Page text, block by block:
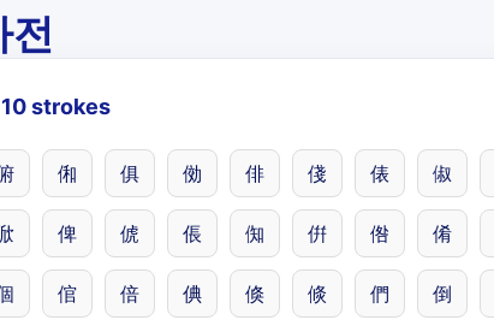
전
strokes
俰 俱 俲 俳 俴 俵 俶
俾 俿 倀 倁 倂 倃 倄
倌 倍 倎 倏 倐 們 倒